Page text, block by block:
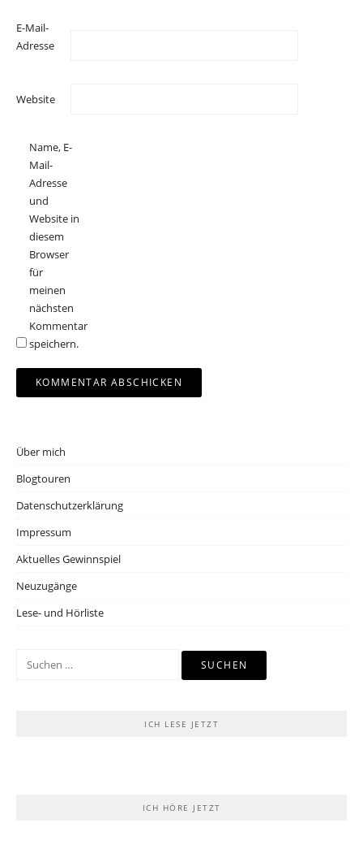
E-Mail-
Adresse
Website
Name, E-
Mail-
Adresse
und
Website in
diesem
Browser
für
meinen
nächsten
Kommentar
speichern.
Über mich
Blogtouren
Datenschutzerklärung
Impressum
Aktuelles Gewinnspiel
Neuzugänge
Lese- und Hörliste
Suchen
ICH LESE JETZT
ICH HÖRE JETZT